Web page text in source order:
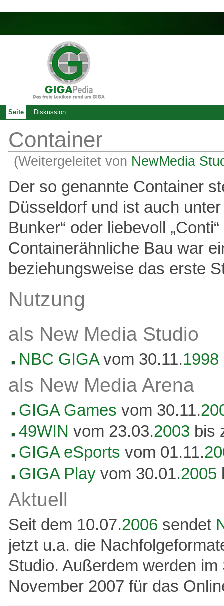
Container
(Weitergeleitet von NewMedia
Der so genannte Container
Düsseldorf und ist auch
Bunker“ oder liebevoll
Containerähnliche Bau war
beziehungsweise das erste
Nutzung
als New Media Studio
NBC GIGAvom 30.11.1998
als New Media Arena
GIGA Games vom 30.11.
49WIN vom 23.03.2003 bis
GIGA eSports vom 01.11.
GIGA Play vom 30.01.2005
Aktuell
Seit dem 10.07.2006 sendet
jetzt u.a. die
Studio. Außerdem werden
November 2007 für das
Seite Diskussion